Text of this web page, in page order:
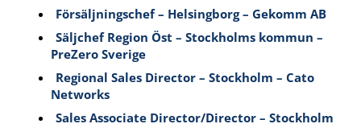
Försäljningschef – Helsingborg – Gekomm AB
Säljchef Region Öst – Stockholms kommun –
PreZero Sverige
Regional Sales Director – Stockholm – Cato
Networks
Sales Associate Director/Director – Stockholm